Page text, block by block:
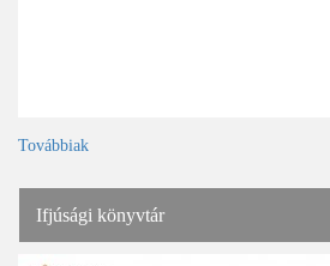
Továbbiak
Ifjúsági könyvtár